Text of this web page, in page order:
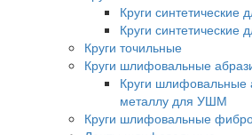
Круги синтетические
Круги
Круги точильные
Круги шлифовальные
Круги шлифовальные
металлу для УШМ
Круги шлифовальные